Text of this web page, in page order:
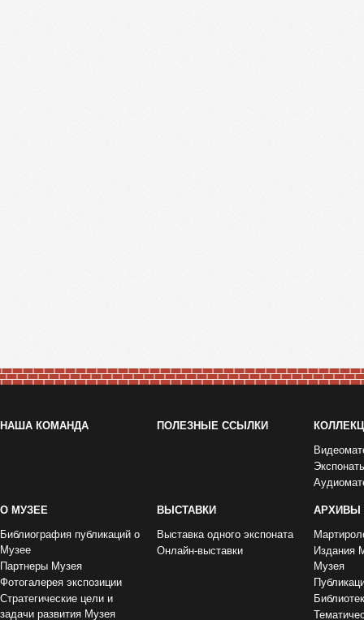
НАША КОМАНДА ПОЛЕЗНЫЕ ССЫЛКИ
О МУЗЕЕ
Библиография публикаций о
Музее
Партнеры Музея
Фотогалерея экспозиции
Стратегические цели и
задачи развития Музея
ВЫСТАВКИ
Выставка одного экспоната
Онлайн-выставки
АРХИВЫ
Издания
Музея